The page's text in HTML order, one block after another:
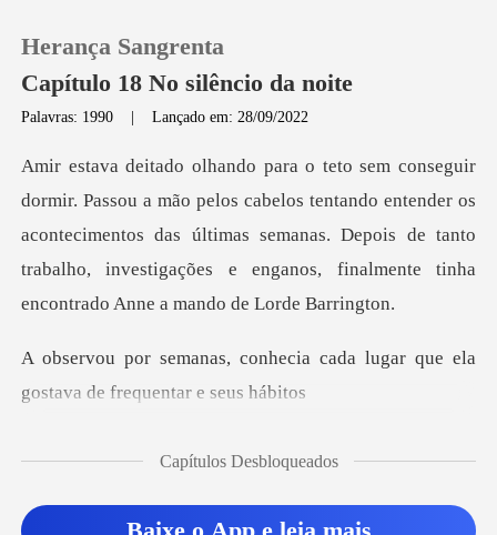
0
Loja
Sair
Herança Sangrenta
Capítulo 18 No silêncio da noite
Palavras: 1990 |Lançado em: 28/09/2022
os tentando entender os
acontecimentos das últimas semanas. Depois de tanto
trabalho,
cia cada lugar que ela
gostav
Capítulos Desbloqueados